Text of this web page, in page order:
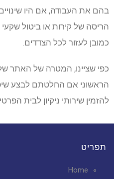
בהם את העבודה, אם היו
הריסה של קירות או ביטול
כמובן לעזור לכל הצדדים.
כפי שציינו, המטרה של האתר
הראשוני אם החלטתם לבצע
להזמין שירותי ניקיון לבית
תפריט
Home